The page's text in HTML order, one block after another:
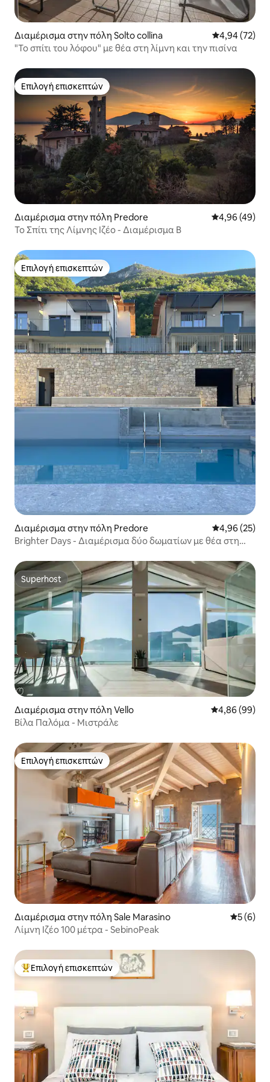
Διαμέρισμα στην πόλη Solto collina Μέση
4,94 (72)
"Το σπίτι του λόφου" με θέα στη λίμνη και την πισίνα
Επιλογή επισκεπτών
Επιλογή επισκεπτών
Διαμέρισμα στην πόλη Predore Μέση
4,96 (49)
Το Σπίτι της Λίμνης Ιζέο - Διαμέρισμα Β
Επιλογή επισκεπτών
Επιλογή επισκεπτών
Διαμέρισμα στην πόλη Predore Μέση
4,96 (25)
Brighter Days - Διαμέρισμα δύο δωματίων με θέα στη
Superhost
Superhost
Διαμέρισμα στην πόλη Vello Μέση
4,86 (99)
Βίλα Παλόμα - Μιστράλε
Επιλογή επισκεπτών
Επιλογή επισκεπτών
Διαμέρισμα στην πόλη Sale Marasino Μέση
5 (6)
Λίμνη Ιζέο 100 μέτρα - SebinoPeak
Κορυφαία επιλογή επισκεπτών
Επιλογή επισκεπτών